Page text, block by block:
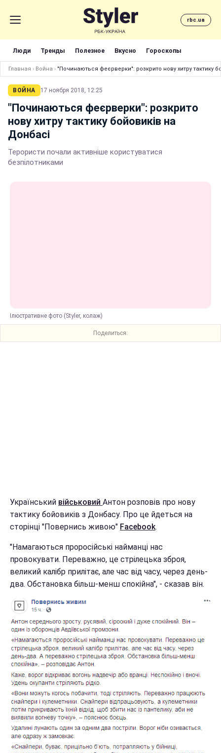
rbc.ua
Люди Тренды Полезное Вкусно Гороскопы
Главная › Война › "Починаються феєрверки": розкрито нову хитру тактику
ВОЙНА 17 ноября 2018, 12:25
"Починаються феєрверки": розкрито
нову хитру тактику бойовиків на
Донбасі
Терористи почали активніше користуватися
безпілотниками
Ілюстративне фото (Styler, колаж)
Поделиться:
Український військовий Антон розповів про нову
тактику бойовиків з Донбасу. Про це йдеться на
сторінці "Повернись живою" Facebook.
"Намагаються проросійські найманці нас
провокувати. Переважно, це стрілецька зброя,
великий калібр прилітає, але час від часу, через день-
два. Обстановка більш-менш спокійна", - сказав він.